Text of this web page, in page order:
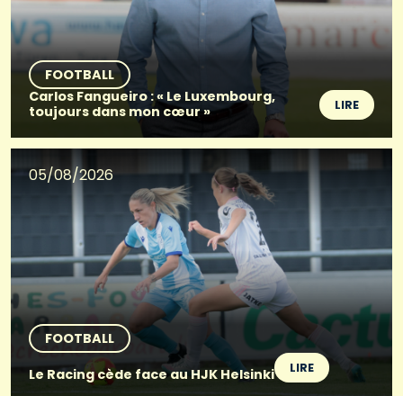
FOOTBALL
Carlos Fangueiro : « Le Luxembourg,
toujours dans mon cœur »
LIRE
05/08/2026
FOOTBALL
Le Racing cède face au HJK Helsinki
LIRE